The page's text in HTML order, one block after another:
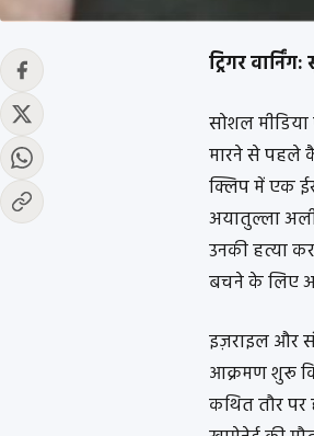
ट्रिगर
सोशल
मारने से पहले
क्लिप में एक
अयातुल्ला
उनकी हत्या
बचने के लिए
इज़राइल और
आक्रमण शुरू
कथित तौर